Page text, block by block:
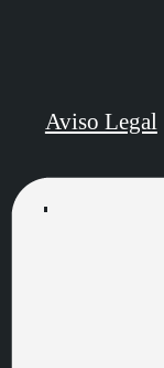
Aviso Legal